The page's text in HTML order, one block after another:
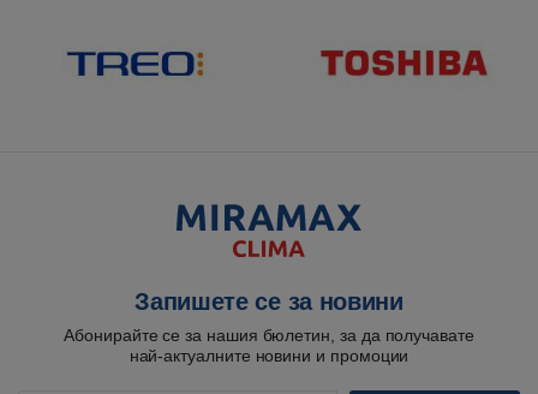
Запишете се за новини
Абонирайте се за нашия бюлетин, за да получавате
най-актуалните новини и промоции